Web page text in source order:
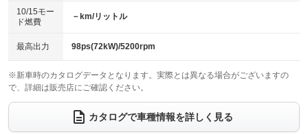
ベンチシート
：装備なし
チップアップシート
：装備なし
電動格納サードシート
：装備なし シートヒーター
：装備あり
ウォークスルー
電動リアゲート フロントカメラ
：装備なし
10/15モー
ド燃費
－km/リットル
最高出力 98ps(72kW)/5200rpm
※新車時のカタログデータとなります。実際とは異なる場合がございますの
で、詳細は販売店にご確認ください。
カタログで車種情報を詳しく見る